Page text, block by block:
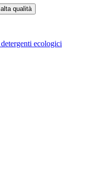
ecologici